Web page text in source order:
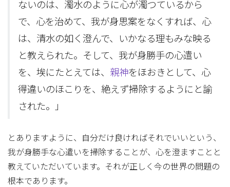
ないのは、濁水のように心が濁つているから
で、心を治めて、我が身思案をなくすれば、心
は、清水の如く澄んで、いかなる理もみな映る
と教えられた。そして、我が身勝手の心遣い
を、埃にたとえては、 親神をほおきとして、心
得違いのほこりを、絶えず掃除するようにと諭
された。」
とありますように、自分だけ良ければそれでいいという、
我が身勝手な心遣いを掃除することが、心を澄ますことと
教えていただいています。それが正しく今の世界の問題の
根本であります。